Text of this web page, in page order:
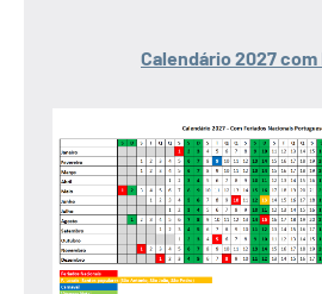
Calendário 2027 com